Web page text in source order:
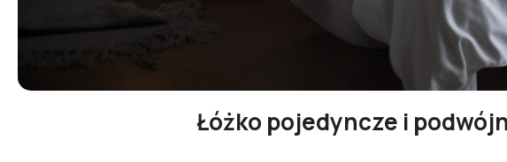
Łóżko pojedyncze i